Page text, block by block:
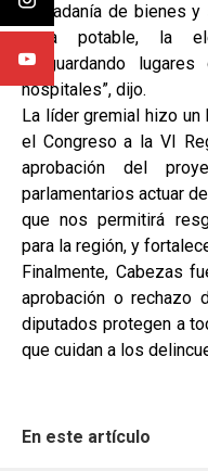
ciudadanía de bienes
agua potable, la
resguardando
hospitales”, dijo.
La líder gremial hizo un
el Congreso a la VI
aprobación del
parlamentarios actuar
que nos permitirá
para la región, y
Finalmente, Cabezas
aprobación o rechazo
diputados protegen a
que cuidan a los
En este artículo